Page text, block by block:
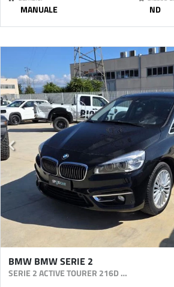
MANUALE ND
BMW BMW SERIE 2
SERIE 2 ACTIVE TOURER 216D ACTIVE TOURER